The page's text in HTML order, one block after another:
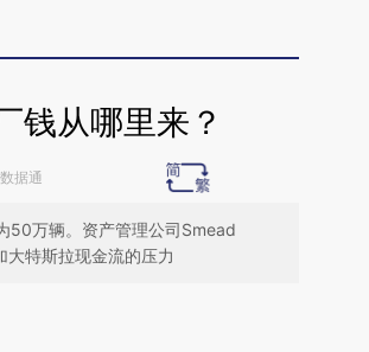
钱从哪里来？
据通
50万辆。资产管理公司Smead
特斯拉现金流的压力